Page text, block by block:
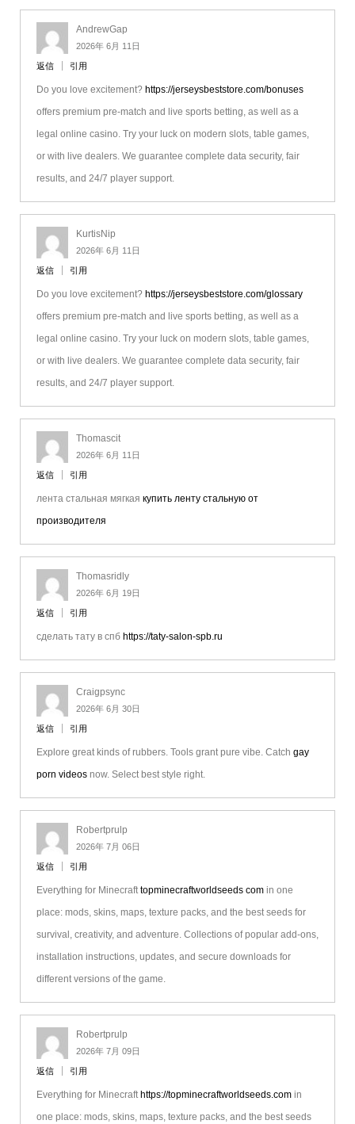
AndrewGap
2026年 6月 11日
返信 引用
Do you love excitement? https://jerseysbeststore.com/bonuses
offers premium pre-match and live sports betting, as well as a
legal online casino. Try your luck on modern slots, table games,
or with live dealers. We guarantee complete data security, fair
results, and 24/7 player support.
KurtisNip
2026年 6月 11日
返信 引用
Do you love excitement? https://jerseysbeststore.com/glossary
offers premium pre-match and live sports betting, as well as a
legal online casino. Try your luck on modern slots, table games,
or with live dealers. We guarantee complete data security, fair
results, and 24/7 player support.
Thomascit
2026年 6月 11日
返信 引用
лента стальная мягкая купить ленту стальную от
производителя
Thomasridly
2026年 6月 19日
返信 引用
сделать тату в спб https://taty-salon-spb.ru
Craigpsync
2026年 6月 30日
返信 引用
Explore great kinds of rubbers. Tools grant pure vibe. Catch gay
porn videosnow. Select best style right.
Robertprulp
2026年 7月 06日
返信 引用
Everything for Minecrafttopminecraftworldseeds comin one
place: mods, skins, maps, texture packs, and the best seeds for
survival, creativity, and adventure. Collections of popular add-ons,
installation instructions, updates, and secure downloads for
different versions of the game.
Robertprulp
2026年 7月 09日
返信 引用
Everything for Minecraft https://topminecraftworldseeds.comin
one place: mods, skins, maps, texture packs, and the best seeds